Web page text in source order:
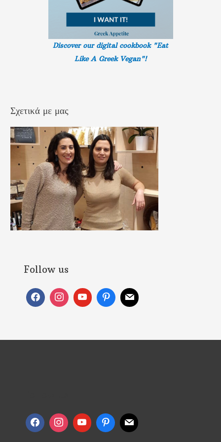
Discover our digital cookbook "Eat
Like A Greek Vegan"!
Σχετικά με μας
Follow us